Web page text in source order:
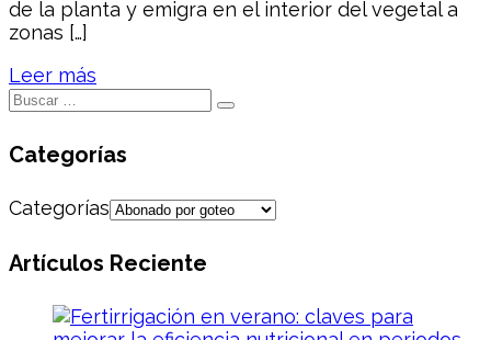
de la planta y emigra en el interior del vegetal a
zonas […]
Leer más
Categorías
Categorías
Artículos Reciente